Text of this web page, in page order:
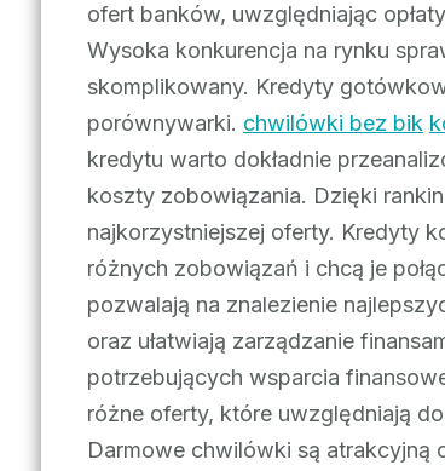
ofert banków, uwzględniając
Wysoka konkurencja na rynku
skomplikowany. Kredyty
porównywarki. chwilówki bez bik
kredytu warto dokładnie
koszty zobowiązania. Dzięki
najkorzystniejszej oferty. Kredyty
różnych zobowiązań i chcą je
pozwalają na znalezienie
oraz ułatwiają zarządzanie
potrzebujących wsparcia
różne oferty, które uwzględniają
Darmowe chwilówki są